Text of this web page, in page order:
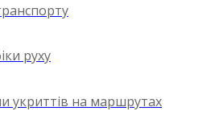
руху
укриттів на маршрутах